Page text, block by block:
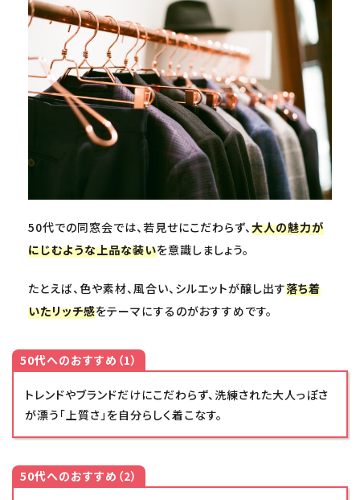
50代での同窓会では、若見せにこだわらず、 大人の魅力が
にじむような上品な装いを意識しましょう。
たとえば、色や素材、風合い、シルエットが醸し出す落ち着
いたリッチ感をテーマにするのがおすすめです。
50代へのおすすめ（1）
トレンドやブランドだけにこだわらず、洗練された大人っぽさ
が漂う「上質さ」を自分らしく着こなす。
50代へのおすすめ（2）